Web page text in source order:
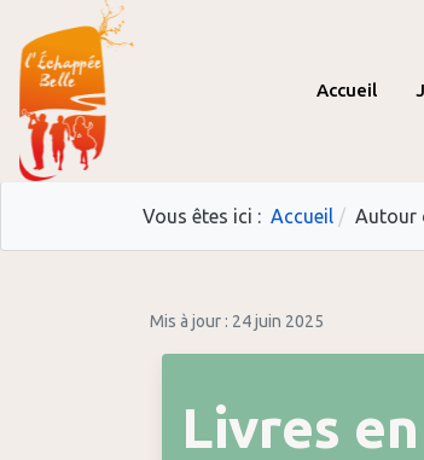
Accueil
Vous êtes ici : Accueil Autour
Mis à jour : 24 juin 2025
Livres